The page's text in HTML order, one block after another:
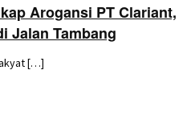
Arogansi PT Clariant,
Jalan Tambang
[…]